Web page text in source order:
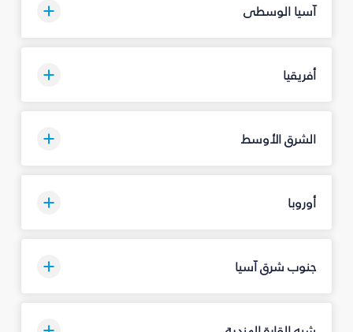
آسيا الوسطى
أفريقيا
الشرق الأوسط
أوروبا
جنوب شرق آسيا